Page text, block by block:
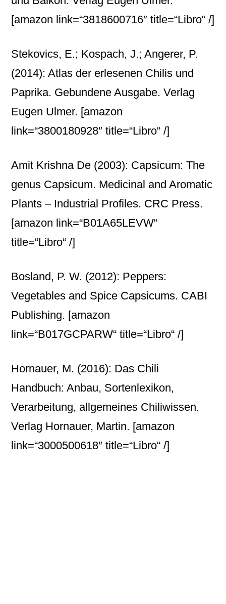
[amazon link=“3818600716″ title=“Libro“ /]
Stekovics, E.; Kospach, J.; Angerer, P.
(2014): Atlas der erlesenen Chilis und
Paprika. Gebundene Ausgabe. Verlag
Eugen Ulmer. [amazon
link=“3800180928″ title=“Libro“ /]
Amit Krishna De (2003): Capsicum: The
genus Capsicum. Medicinal and Aromatic
Plants – Industrial Profiles. CRC Press.
[amazon link=“B01A65LEVW“
title=“Libro“ /]
Bosland, P. W. (2012): Peppers:
Vegetables and Spice Capsicums. CABI
Publishing. [amazon
link=“B017GCPARW“ title=“Libro“ /]
Hornauer, M. (2016): Das Chili
Handbuch: Anbau, Sortenlexikon,
Verarbeitung, allgemeines Chiliwissen.
Verlag Hornauer, Martin. [amazon
link=“3000500618″ title=“Libro“ /]